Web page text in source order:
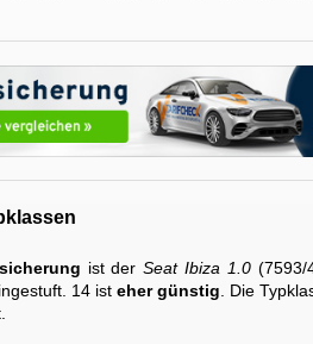
ist derSeat Ibiza 1.0
14 ist eher günstig . Die